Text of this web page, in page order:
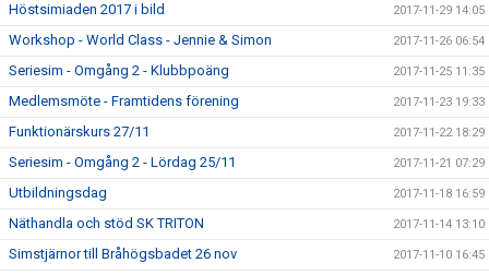
Höstsimiaden 2017 i bild 2017-11-29 14:05
Workshop - World Class - Jennie & Simon 2017-11-26 06:54
Seriesim - Omgång 2 - Klubbpoäng 2017-11-25 11:35
Medlemsmöte - Framtidens förening 2017-11-23 19:33
Funktionärskurs 27/11 2017-11-22 18:29
Seriesim - Omgång 2 - Lördag 25/11 2017-11-21 07:29
Utbildningsdag 2017-11-18 16:59
Näthandla och stöd SK TRITON 2017-11-14 13:10
Simstjärnor till Bråhögsbadet 26 nov 2017-11-10 16:45